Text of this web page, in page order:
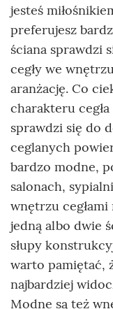
jesteś
preferujesz
ściana sprawdzi
cegły we
aranżację. Co
charakteru
sprawdzi się do
ceglanych
bardzo modne,
salonach,
wnętrzu
jedną albo dwie
słupy
warto pamiętać,
najbardziej
Modne są też